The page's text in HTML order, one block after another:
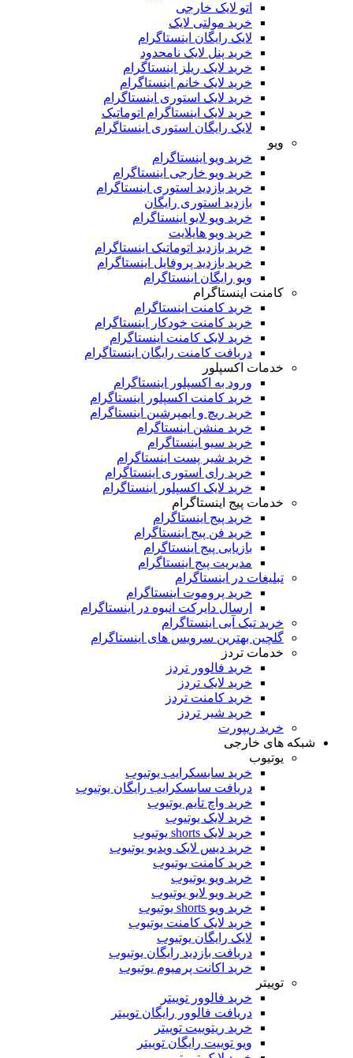
اتو لایک خارجی
خرید مولتی لایک
لایک رایگان اینستاگرام
خرید پنل لایک نامحدود
خرید لایک ریلز اینستاگرام
خرید لایک خانم اینستاگرام
خرید لایک استوری اینستاگرام
خرید لایک اینستاگرام اتوماتیک
لایک رایگان استوری اینستاگرام
خرید ویو اینستاگرام
خرید ویو خارجی اینستاگرام
خرید بازدید استوری اینستاگرام
بازدید استوری رایگان
خرید ویو لایو اینستاگرام
خرید ویو هایلایت
خرید بازدید اتوماتیک اینستاگرام
خرید بازدید پروفایل اینستاگرام
ویو رایگان اینستاگرام
کامنت اینستاگرام
خرید کامنت اینستاگرام
خرید کامنت خودکار اینستاگرام
خرید لایک کامنت اینستاگرام
دریافت کامنت رایگان اینستاگرام
خدمات اکسپلور
ورود به اکسپلور اینستاگرام
خرید کامنت اکسپلور اینستاگرام
خرید ریچ و ایمپرشین اینستاگرام
خرید منشن اینستاگرام
خرید سیو اینستاگرام
خرید شیر پست اینستاگرام
خرید رای استوری اینستاگرام
خرید لایک اکسپلور اینستاگرام
خدمات پیج اینستاگرام
خرید پیج اینستاگرام
خرید فن پیج اینستاگرام
بازیابی پیج اینستاگرام
مدیریت پیج اینستاگرام
تبلیغات در اینستاگرام
خرید پروموت اینستاگرام
ارسال دایرکت انبوه در اینستاگرام
خرید تیک آبی اینستاگرام
گلچین بهترین سرویس های اینستاگرام
خدمات تردز
خرید فالوور تردز
خرید لایک تردز
خرید کامنت تردز
خرید شیر تردز
خرید ریپورت
های خارجی
خرید سابسکرایب یوتیوب
دریافت سابسکرایب رایگان یوتیوب
خرید واچ تایم یوتیوب
خرید لایک یوتیوب
خرید لایک shorts یوتیوب
خرید دیس لایک ویدیو یوتیوب
خرید کامنت یوتیوب
خرید ویو یوتیوب
خرید ویو لایو یوتیوب
خرید ویو shorts یوتیوب
خرید لایک کامنت یوتیوب
لایک رایگان یوتیوب
دریافت بازدید رایگان یوتیوب
خرید اکانت پرمیوم یوتیوب
خرید فالوور توییتر
دریافت فالوور رایگان توییتر
خرید ریتوییت توییتر
ویو توییت رایگان توییتر